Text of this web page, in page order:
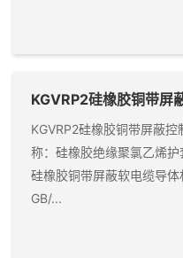
KGVRP2硅橡胶铜带屏
KGVRP2硅橡胶铜带屏蔽
称：硅橡胶绝缘聚氯乙烯护
硅橡胶铜带屏蔽软电缆导
GB/...